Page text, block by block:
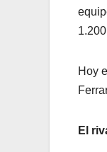
Hoy
El